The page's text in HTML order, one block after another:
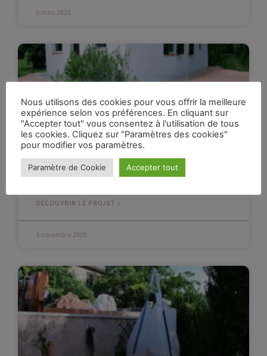
9 mars 2020
DÉCOUVRIR LE PROJET »
3 novembre 2019
Nous utilisons des cookies pour vous offrir la meilleure
expérience selon vos préférences. En cliquant sur
"Accepter tout" vous consentez à l'utilisation de tous
les cookies. Cliquez sur "Paramètres des cookies"
pour modifier vos paramètres.
Paramètre de Cookie Accepter tout